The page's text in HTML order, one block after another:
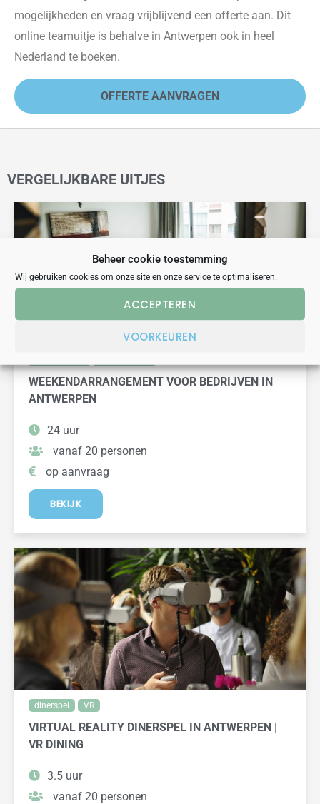
Beheer cookie toestemming
Wij gebruiken cookies om onze site en onze service te optimaliseren.
ACCEPTEREN
VOORKEUREN
mogelijkheden en vraag vrijblijvend een offerte aan. Dit
online teamuitje is behalve in Antwerpen ook in heel
Nederland te boeken.
OFFERTE AANVRAGEN
VERGELIJKBARE UITJES
WEEKENDARRANGEMENT VOOR BEDRIJVEN IN
ANTWERPEN
24 uur
vanaf 20 personen
op aanvraag
BEKIJK
dinerspel VR
VIRTUAL REALITY DINERSPEL IN ANTWERPEN |
VR DINING
3.5 uur
vanaf 20 personen